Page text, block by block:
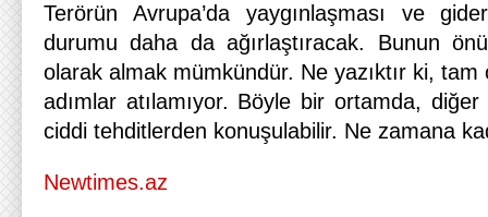
Terörün Avrupa’da yaygınlaşması ve
durumu daha da ağırlaştıracak. Bunun
olarak almak mümkündür. Ne yazıktır ki, tam
adımlar atılamıyor. Böyle bir ortamda,
ciddi tehditlerden konuşulabilir. Ne zamana
Newtimes.az